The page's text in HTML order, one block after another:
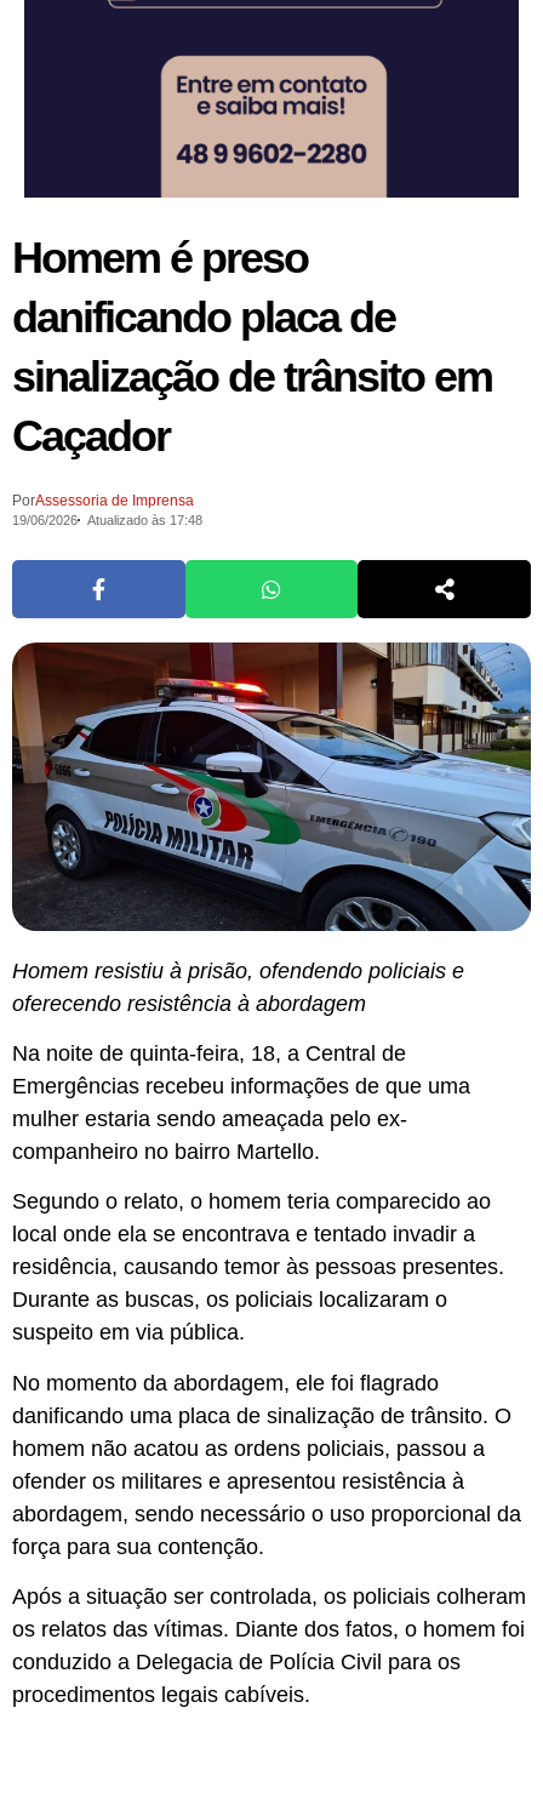
Homem é preso
danificando placa de
sinalização de trânsito em
Caçador
PorAssessoria de Imprensa
19/06/2026 Atualizado às 17:48
Homem resistiu à prisão, ofendendo policiais e
oferecendo resistência à abordagem
Na noite de quinta-feira, 18, a Central de
Emergências recebeu informações de que uma
mulher estaria sendo ameaçada pelo ex-
companheiro no bairro Martello.
Segundo o relato, o homem teria comparecido ao
local onde ela se encontrava e tentado invadir a
residência, causando temor às pessoas presentes.
Durante as buscas, os policiais localizaram o
suspeito em via pública.
No momento da abordagem, ele foi flagrado
danificando uma placa de sinalização de trânsito. O
homem não acatou as ordens policiais, passou a
ofender os militares e apresentou resistência à
abordagem, sendo necessário o uso proporcional da
força para sua contenção.
Após a situação ser controlada, os policiais colheram
os relatos das vítimas. Diante dos fatos, o homem foi
conduzido a Delegacia de Polícia Civil para os
procedimentos legais cabíveis.